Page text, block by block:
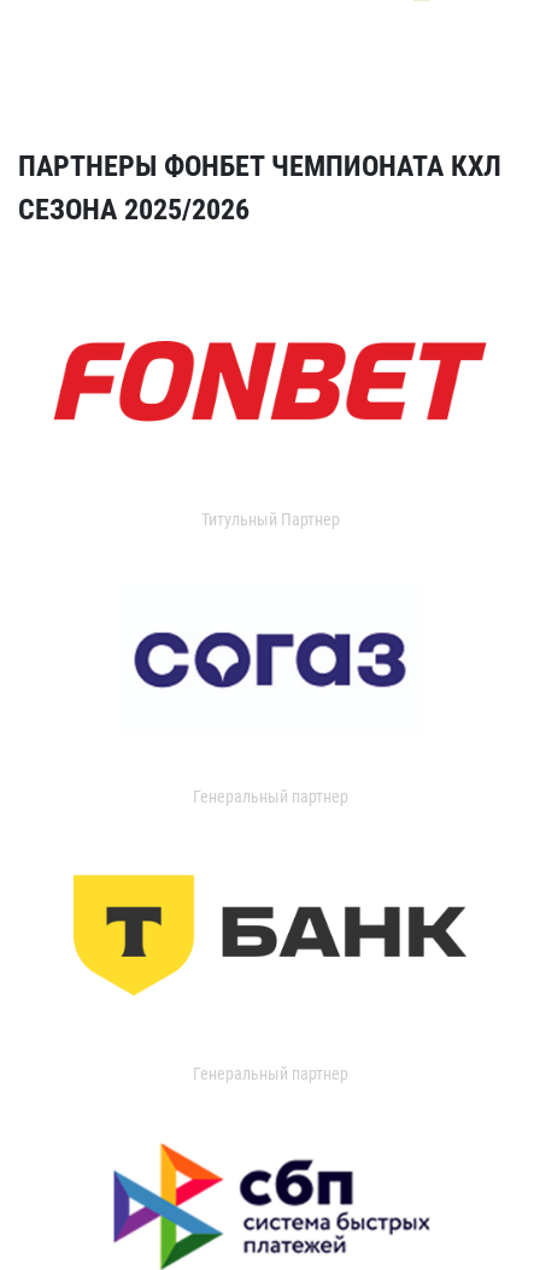
ПАРТНЕРЫ ФОНБЕТ ЧЕМПИОНАТА КХЛ
СЕЗОНА 2025/2026
Титульный Партнер
Генеральный партнер
Генеральный партнер